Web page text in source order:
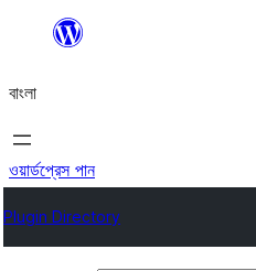
যান
বাংলা
ওয়ার্ডপ্রেস পান
Plugin Directory